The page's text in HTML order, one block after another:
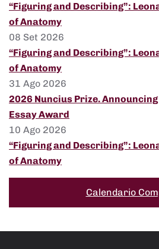
“Figuring and Describing”:
of Anatomy
08 Set 2026
“Figuring and Describing”:
of Anatomy
31 Ago 2026
2026 Nuncius Prize.
Essay Award
10 Ago 2026
“Figuring and Describing”:
of Anatomy
Calendario